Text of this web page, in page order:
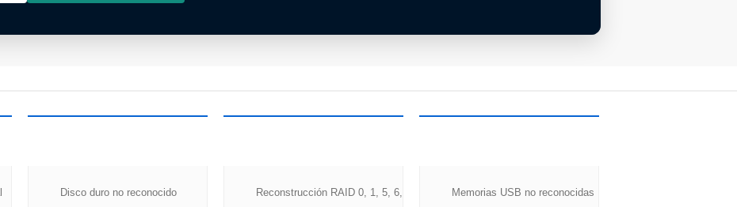
Disco duro no reconocido
Reconstrucción RAID 0, 1, 5, 6,
Memorias USB no reconocidas